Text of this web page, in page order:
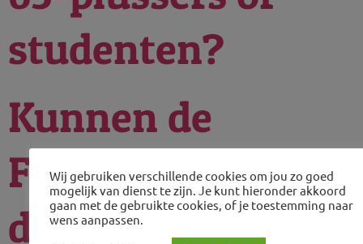
studenten?
Kunnen de
Fluweelengrot en
de Kasteelruïne
Wij gebruiken verschillende cookies om jou zo goed
mogelijk van dienst te zijn. Je kunt hieronder akkoord
gaan met de gebruikte cookies, of je toestemming naar
wens aanpassen.